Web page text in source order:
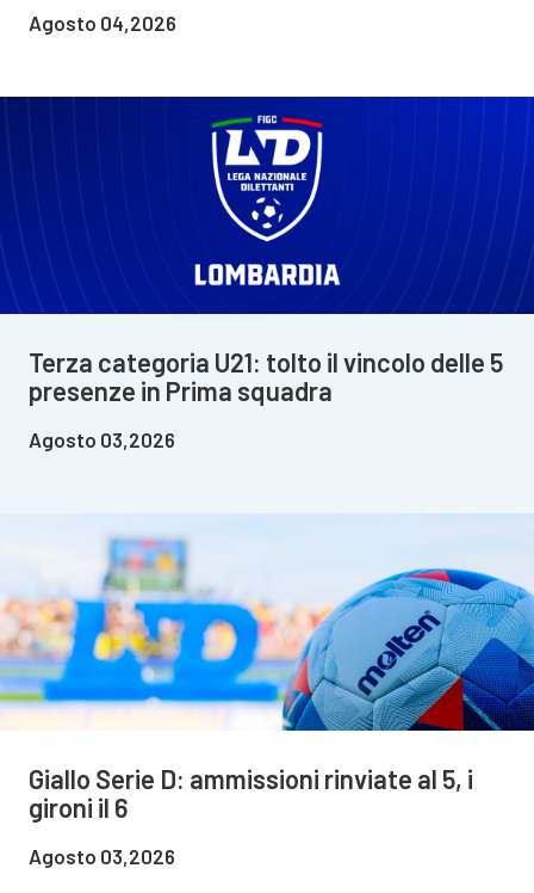
Agosto 04,2026
Terza categoria U21: tolto il vincolo delle 5
presenze in Prima squadra
Agosto 03,2026
Giallo Serie D: ammissioni rinviate al 5, i
gironi il 6
Agosto 03,2026